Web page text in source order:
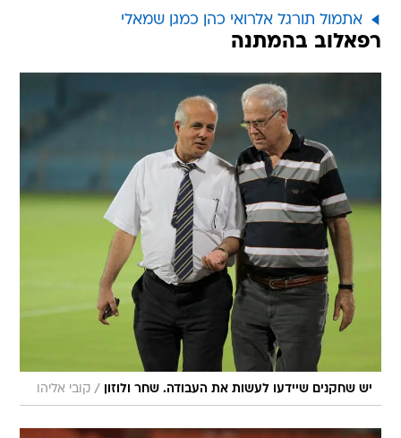
אתמול תורגל אלרואי כהן כמגן שמאלי
רפאלוב בהמתנה
יש שחקנים שיידעו לעשות את העבודה. שחר ולוזון / קובי אליהו